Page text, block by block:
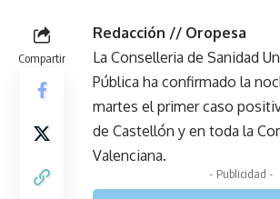
Compartir
Redacción // Oropesa
La Conselleria de Sanidad
Pública ha confirmado la
martes el primer caso
de Castellón y en toda la
Valenciana.
- Publicidad -